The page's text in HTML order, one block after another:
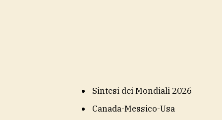
Sintesi dei Mondiali 2026
Canada-Messico-Usa